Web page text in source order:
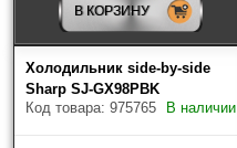
Ширина холодильника, см
В КОРЗИНУ
Холодильник side-by-side
Sharp SJ-GX98PBK
Код товара: 975765
В наличии